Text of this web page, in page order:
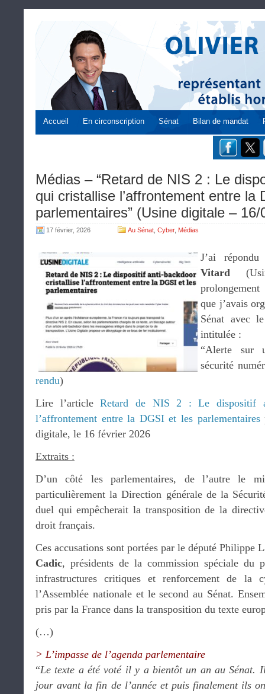
Accueil En circonscription Sénat Bilan de mandat
Médias – “Retard de NIS 2 : Le
qui cristallise l’affrontement entre la
parlementaires” (Usine digitale – 16/
17 février, 2026 Au Sénat Cyber, Médias
J’ai
Vitard
que j’avais
Sénat avec
intitulée :
“Alerte sur
sécurité
rendu)
Lire l’articleRetard de NIS 2 : Le dispositif
l’affrontement entre la DGSI et les parlementaires
digitale, le 16 février 2026
Extraits :
D’un côté les parlementaires, de l’autre le
particulièrement la Direction générale de la
duel qui empêcherait la transposition de la
droit français.
Ces accusations sont portées par le député Philippe
Cadic, présidents de la commission spéciale du
infrastructures critiques et renforcement de la
l’Assemblée nationale et le second au Sénat.
pris par la France dans la transposition du texte
(…)
> L’impasse de l’agenda parlementaire
“Le texte a été voté il y a bientôt un an au Sénat.
jour avant la fin de l’année et puis finalement ils